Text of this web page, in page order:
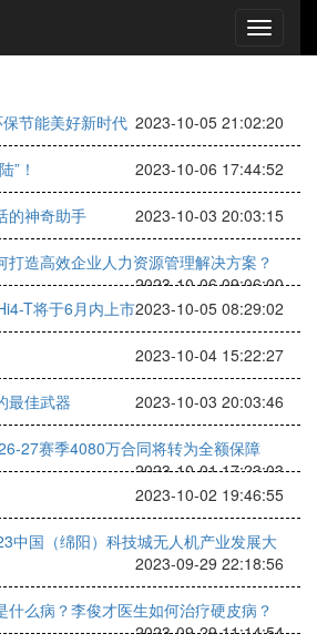
节能美好新时代 2023-10-05 21:02:20
”！ 2023-10-06 17:44:52
的神奇助手 2023-10-03 20:03:15
打造高效企业人力资源管理解决方案？
2023-10-06 09:06:00
T将于6月内上市2023-10-05 08:29:02
2023-10-04 15:22:27
最佳武器 2023-10-03 20:03:46
27赛季4080万合同将转为全额保障
2023-10-01 17:23:03
2023-10-02 19:46:55
中国（绵阳）科技城无人机产业发展大
2023-09-29 22:18:56
什么病？李俊才医生如何治疗硬皮病？
2023-09-29 11:14:54